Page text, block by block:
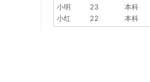
小明
23 本科
小红
22 本科